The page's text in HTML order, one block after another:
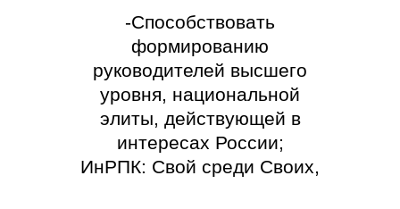
-Способствовать
формированию
руководителей высшего
уровня, национальной
элиты, действующей в
интересах России;
ИнРПК: Свой среди Своих,